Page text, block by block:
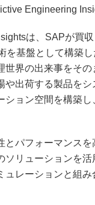
Engineering
は、SAPが買収
を基盤として構築
界の出来事をそ
出荷する製品を
ション空間を構築
パフォーマンスを
リューションを
ュレーションと組